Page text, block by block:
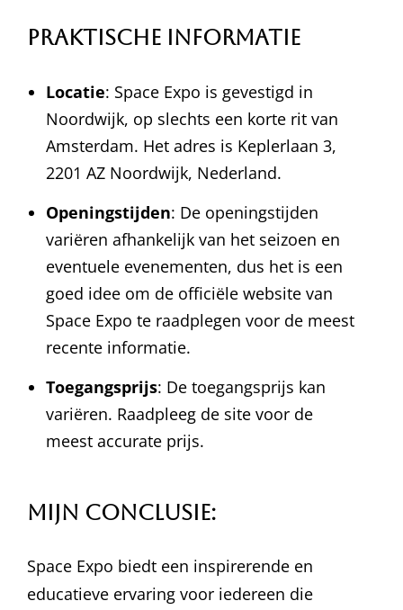
Praktische Informatie
Locatie: Space Expo is gevestigd in
Noordwijk, op slechts een korte rit van
Amsterdam. Het adres is Keplerlaan 3,
2201 AZ Noordwijk, Nederland.
Openingstijden: De openingstijden
variëren afhankelijk van het seizoen en
eventuele evenementen, dus het is een
goed idee om de officiële website van
Space Expo te raadplegen voor de meest
recente informatie.
Toegangsprijs: De toegangsprijs kan
variëren. Raadpleeg de site voor de
meest accurate prijs.
Mijn conclusie:
Space Expo biedt een inspirerende en
educatieve ervaring voor iedereen die